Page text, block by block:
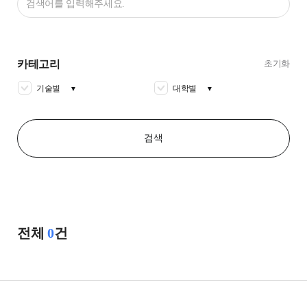
전체 0건
카테고리 초기화
기술별 ▼ 대학별 ▼
검색